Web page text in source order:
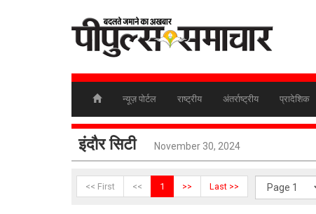
न्यूज़ पोर्टल राष्ट्रीय अंतर्राष्ट्रीय प्रादेशिक
इंदौर सिटी November 30, 2024
<< First << 1 >> Last >>